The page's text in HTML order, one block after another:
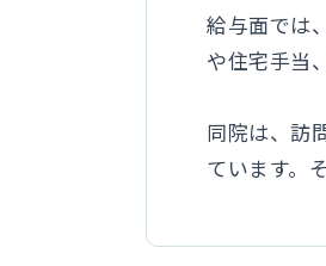
給与面では
や住宅手当
同院は、訪
ています。